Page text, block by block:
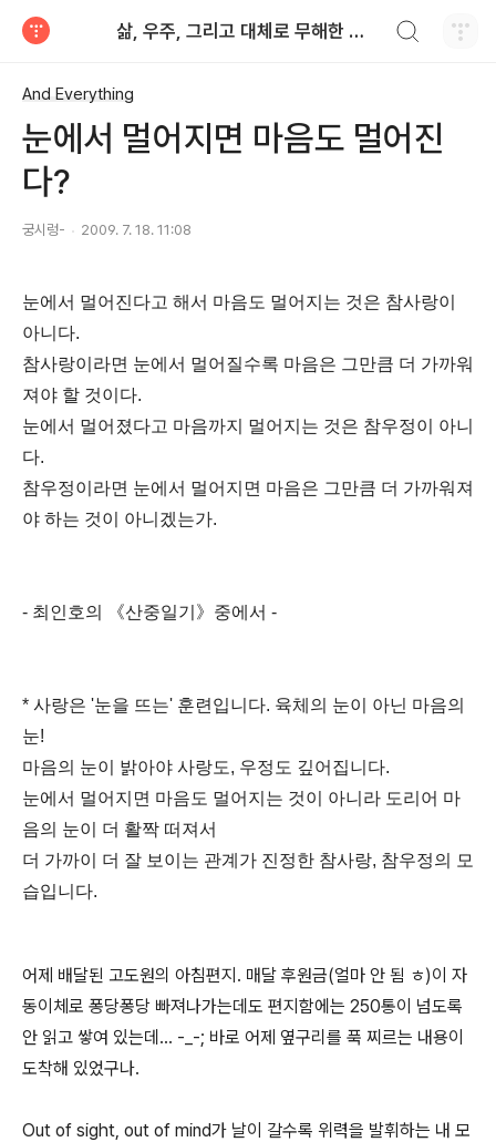
삶, 우주, 그리고 대체로 무해한 모든 것
And Everything
눈에서 멀어지면 마음도 멀어진
다?
궁시렁- 2009. 7. 18. 11:08
눈에서 멀어진다고 해서 마음도 멀어지는 것은 참사랑이
아니다.
참사랑이라면 눈에서 멀어질수록 마음은 그만큼 더 가까워
져야 할 것이다.
눈에서 멀어졌다고 마음까지 멀어지는 것은 참우정이 아니
다.
참우정이라면 눈에서 멀어지면 마음은 그만큼 더 가까워져
야 하는 것이 아니겠는가.
- 최인호의 《산중일기》중에서 -
* 사랑은 '눈을 뜨는' 훈련입니다. 육체의 눈이 아닌 마음의
눈!
마음의 눈이 밝아야 사랑도, 우정도 깊어집니다.
눈에서 멀어지면 마음도 멀어지는 것이 아니라 도리어 마
음의 눈이 더 활짝 떠져서
더 가까이 더 잘 보이는 관계가 진정한 참사랑, 참우정의 모
습입니다.
어제 배달된 고도원의 아침편지. 매달 후원금(얼마 안 됨 ㅎ)이 자
동이체로 퐁당퐁당 빠져나가는데도 편지함에는 250통이 넘도록
안 읽고 쌓여 있는데... -_-; 바로 어제 옆구리를 푹 찌르는 내용이
도착해 있었구나.
Out of sight, out of mind가 날이 갈수록 위력을 발휘하는 내 모